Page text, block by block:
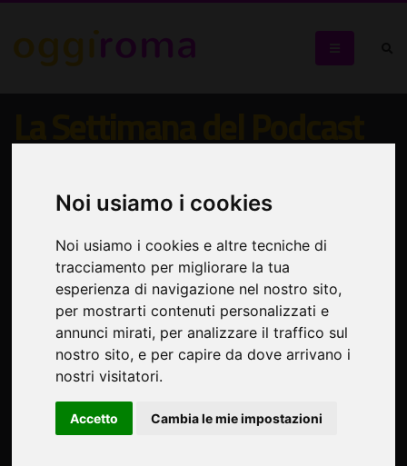
Noi usiamo i cookies
Noi usiamo i cookies e altre tecniche di
tracciamento per migliorare la tua
esperienza di navigazione nel nostro sito,
per mostrarti contenuti personalizzati e
annunci mirati, per analizzare il traffico sul
nostro sito, e per capire da dove arrivano i
nostri visitatori.
Accetto Cambia le mie impostazioni